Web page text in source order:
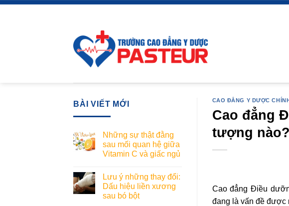
Skip
BÀI VIẾT MỚI
Những sự thật đằng
sau mối quan hệ giữa
Vitamin C và giấc ngủ
Lưu ý những thay đổi:
Dấu hiệu liền xương
sau bó bột
CAO ĐẲNG Y DƯỢC
Cao đẳng
tượng nào?
Cao đẳng Điều
đang là vấn đề được